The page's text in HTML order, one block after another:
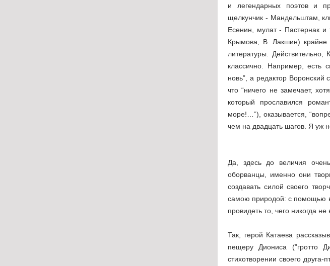
и легендарных поэтов и
щелкунчик - Мандельштам,
Есенин, мулат - Пастернак и
Крымова, В. Лакшин) крайне
литературы.
классично. Например, есть
новь”, а редактор Воронский
что “ничего не замечает,
который прославился
море!…”), оказывается,
чем на двадцать шагов. Я уж
Да, здесь до величия
оборванцы, именно они
создавать силой своего
самою природой: с помощью
провидеть то, чего никогда
Так, герой Катаева
пещеру Диониса (”гротто
стихотворении своего друга-